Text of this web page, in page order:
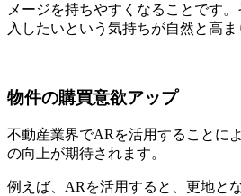
メージを持ちやすくなることです
入したいという気持ちが自然と高ま
物件の購買意欲アップ
不動産業界でARを活用することに
の向上が期待されます。
例えば、ARを活用すると、更地と